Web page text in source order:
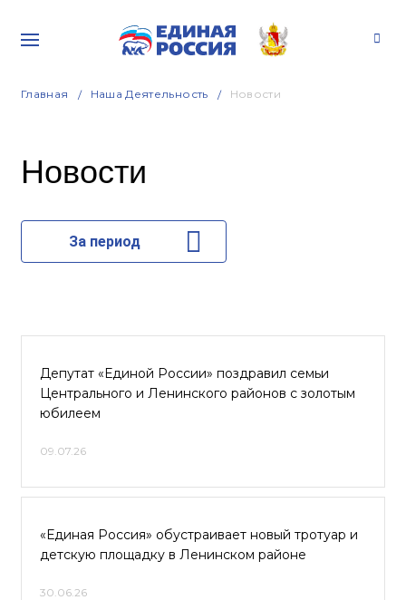
Главная Наша Деятельность Новости
Новости
За период
Депутат «Единой России» поздравил семьи
Центрального и Ленинского районов с золотым
юбилеем
09.07.26
«Единая Россия» обустраивает новый тротуар и
детскую площадку в Ленинском районе
30.06.26